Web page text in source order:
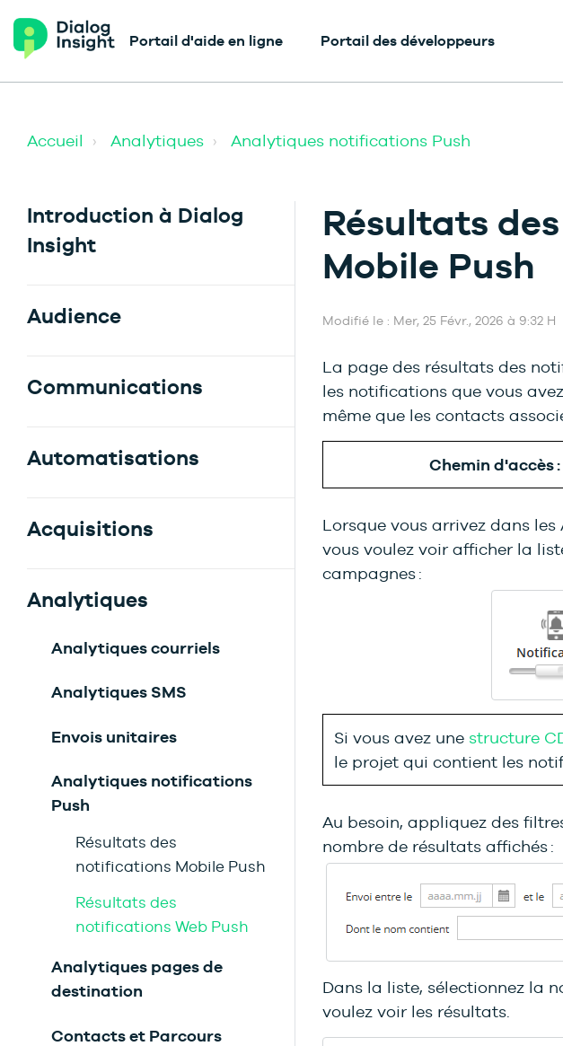
Portail d'aide en ligne Portail des développeurs
Accueil Analytiques Analytiques notifications Push
Introduction à Dialog
Insight
Audience
Communications
Automatisations
Acquisitions
Analytiques
Analytiques courriels
Analytiques SMS
Envois unitaires
Analytiques notifications
Push
Résultats des
notifications Mobile Push
Résultats des
notifications Web Push
Analytiques pages de
destination
Contacts et Parcours
Résultats
Mobile Push
Modifié le : Mer, 25 Févr., 2026 à 9:32 H
La page des résultats des
les notifications que vous
même que les contacts
Chemin d'accès :
Lorsque vous arrivez dans
vous voulez voir afficher la
campagnes :
Si vous avez une structure
le projet qui contient les
Au besoin, appliquez des
nombre de résultats affichés :
Dans la liste, sélectionnez la
voulez voir les résultats.